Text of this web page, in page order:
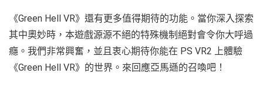
《Green Hell VR》還有更多值得期待的功能。當你深入探索
其中奧妙時，本遊戲源源不絕的特殊機制絕對會令你大呼過
癮。我們非常興奮，並且衷心期待你能在 PS VR2 上體驗
《Green Hell VR》的世界。來回應亞馬遜的召喚吧！